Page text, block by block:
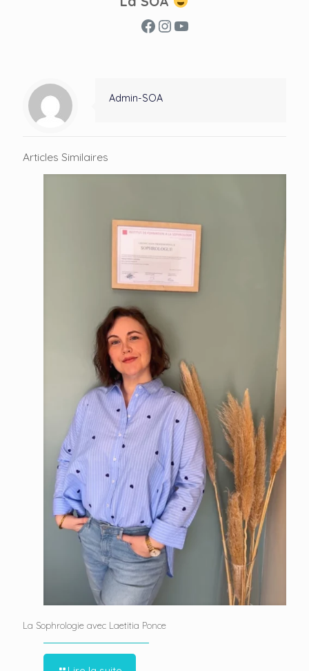
Facebook
Instagram
YouTube
Admin-SOA
Articles Similaires
La Sophrologie avec Laetitia Ponce